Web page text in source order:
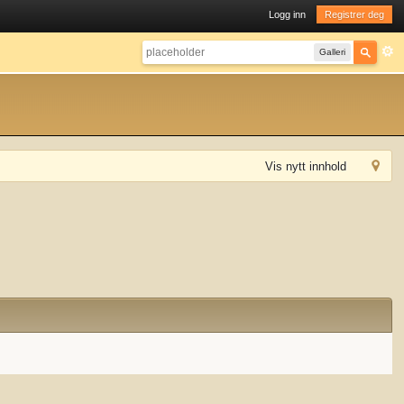
Logg inn Registrer deg
Galleri
Vis nytt innhold